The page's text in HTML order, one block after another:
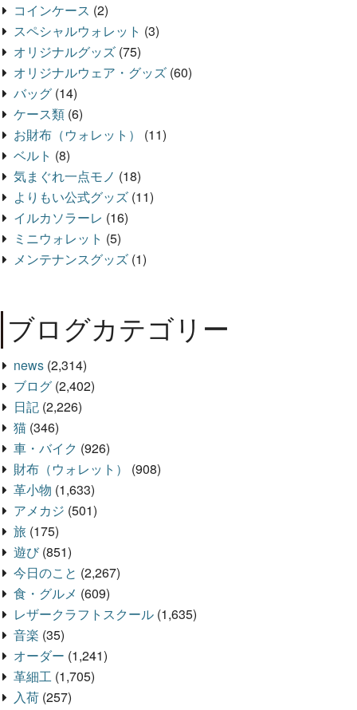
コインケース (2)
スペシャルウォレット (3)
オリジナルグッズ (75)
オリジナルウェア・グッズ (60)
バッグ (14)
ケース類 (6)
お財布（ウォレット）
(11)
ベルト (8)
気まぐれ一点モノ (18)
よりもい公式グッズ (11)
イルカソラーレ (16)
ミニウォレット (5)
メンテナンスグッズ (1)
ブログカテゴリー
news (2,314)
ブログ (2,402)
日記 (2,226)
猫 (346)
車・バイク (926)
財布（ウォレット）
(908)
革小物 (1,633)
アメカジ (501)
旅 (175)
遊び(851)
今日のこと (2,267)
食・グルメ (609)
レザークラフトスクール (1,635)
音楽 (35)
オーダー (1,241)
革細工 (1,705)
入荷 (257)